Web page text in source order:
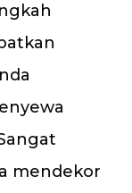
mendekor